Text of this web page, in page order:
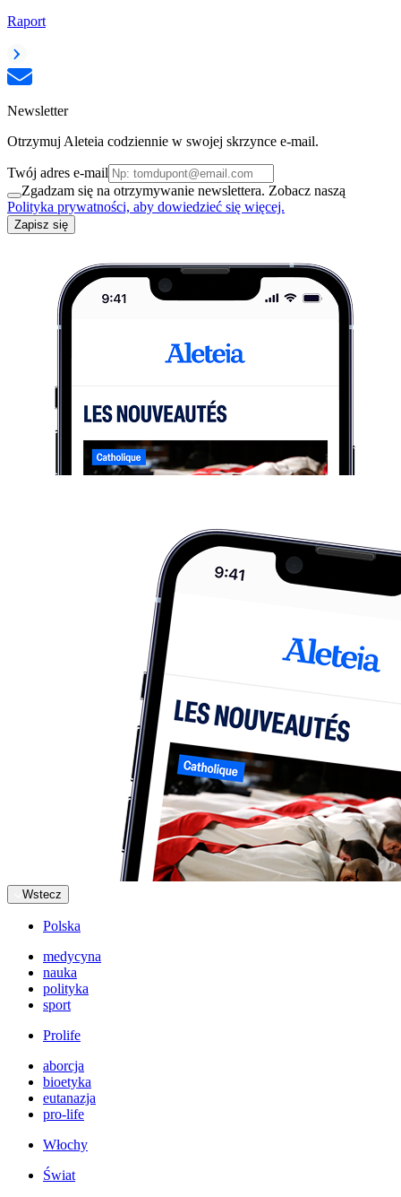
Raport
Newsletter
Otrzymuj Aleteia codziennie w swojej skrzynce e-mail.
Twój adres e-mail
Zgadzam się na otrzymywanie newslettera. Zobacz naszą
Polityka prywatności, aby dowiedzieć się więcej.
Zapisz się
Wstecz
Polska
medycyna
nauka
polityka
sport
Prolife
aborcja
bioetyka
eutanazja
pro-life
Włochy
Świat